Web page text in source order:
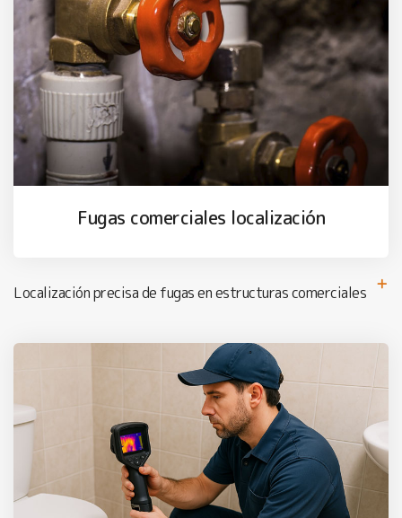
Fugas comerciales localización
Localización precisa de fugas en estructuras comerciales